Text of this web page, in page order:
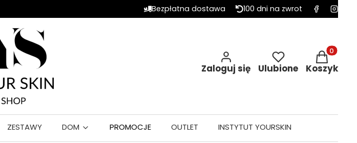
Bezpłatna dostawa 100 dni na zwrot
Zaloguj się Ulubione
Produkty
Koszyk
ZESTAWY DOM PROMOCJE OUTLET INSTYTUT YOURSKIN